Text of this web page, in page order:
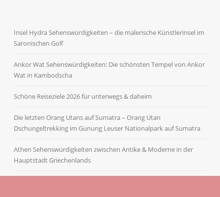
Insel Hydra Sehenswürdigkeiten – die malerische Künstlerinsel im
Saronischen Golf
Ankor Wat Sehenswürdigkeiten: Die schönsten Tempel von Ankor
Wat in Kambodscha
Schöne Reiseziele 2026 für unterwegs & daheim
Die letzten Orang Utans auf Sumatra – Orang Utan
Dschungeltrekking im Gunung Leuser Nationalpark auf Sumatra
Athen Sehenswürdigkeiten zwischen Antike & Moderne in der
Hauptstadt Griechenlands